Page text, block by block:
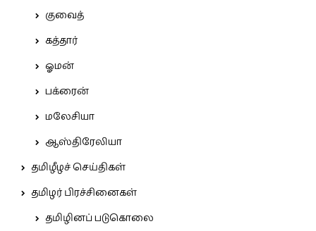
குவைத்
கத்தார்
ஓமன்
பக்ரைன்
மலேசியா
ஆஸ்திரேலியா
தமிழீழச் செய்திகள்
தமிழர் பிரச்சினைகள்
தமிழினப் படுகொலை